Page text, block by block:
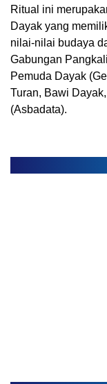
Ritual ini
Dayak yang
nilai-nilai budaya
Gabungan
Pemuda Dayak
Turan, Bawi
(Asbadata).